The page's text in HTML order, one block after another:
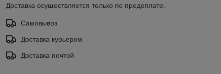
Доставка осуществляется только по предоплате.
Самовывоз
Доставка курьером
Доставка почтой